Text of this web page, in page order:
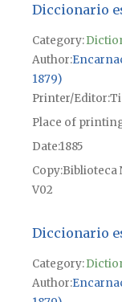
Diccionario
Category:
Author
1879)
Printer/Editor
Place of
Date1885
CopyBiblioteca
V02
Diccionario
Category:
Author